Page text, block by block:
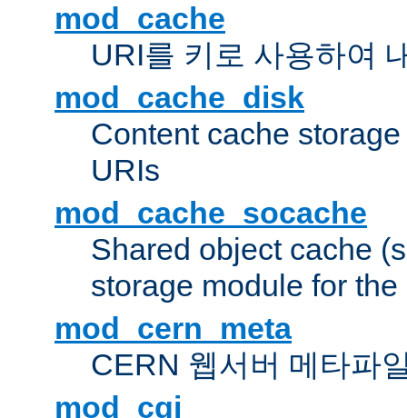
mod_cache
URI를 키로 사용하여
mod_cache_disk
Content cache
URIs
mod_cache_socache
Shared object cache
storage module for
mod_cern_meta
CERN 웹서버 메타파
mod_cgi